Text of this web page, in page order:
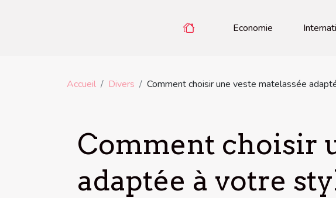
Economie
Accueil Divers Comment choisir une veste matelassée
Comment choisir
adaptée à votre